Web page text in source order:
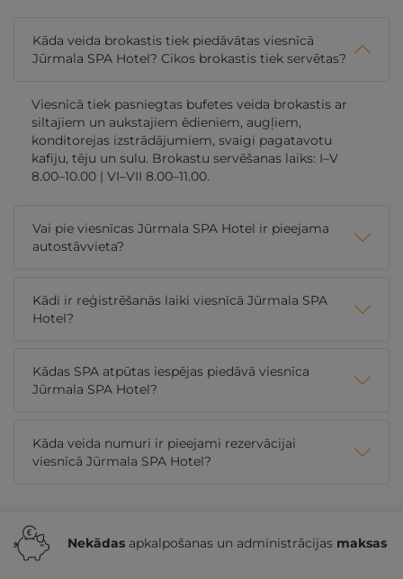
Kāda veida brokastis tiek piedāvātas viesnīcā
Jūrmala SPA Hotel? Cikos brokastis tiek servētas?
Viesnīcā tiek pasniegtas bufetes veida brokastis ar
siltajiem un aukstajiem ēdieniem, augļiem,
konditorejas izstrādājumiem, svaigi pagatavotu
kafiju, tēju un sulu. Brokastu servēšanas laiks: I–V
8.00–10.00 | VI–VII 8.00–11.00.
Vai pie viesnīcas Jūrmala SPA Hotel ir pieejama
autostāvvieta?
Kādi ir reģistrēšanās laiki viesnīcā Jūrmala SPA
Hotel?
Kādas SPA atpūtas iespējas piedāvā viesnīca
Jūrmala SPA Hotel?
Kāda veida numuri ir pieejami rezervācijai
viesnīcā Jūrmala SPA Hotel?
Nekādas apkalpošanas un administrācijas maksas